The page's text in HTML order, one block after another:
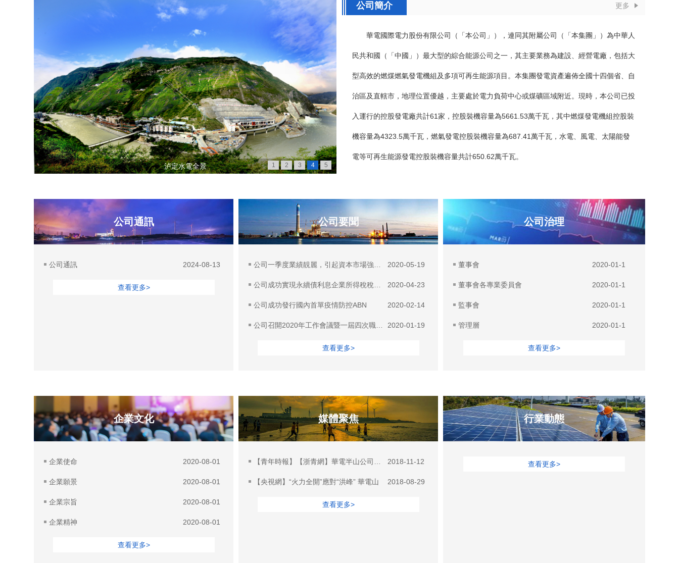
宿州公司全景圖 1 2 3 4 5
公司簡介 更多
華電國際電力股份有限公司（「本公司」），連同其附屬公司（「本集團」）為中華人
民共和國（「中國」）最大型的綜合能源公司之一，其主要業務為建設、經營電廠，包括大
型高效的燃煤燃氣發電機組及多項可再生能源項目。本集團發電資產遍佈全國十四個省、自
治區及直轄市，地理位置優越，主要處於電力負荷中心或煤礦區域附近。現時，本公司已投
入運行的控股發電廠共計61家，控股裝機容量為5661.53萬千瓦，其中燃煤發電機組控股裝
機容量為4323.5萬千瓦，燃氣發電控股裝機容量為687.41萬千瓦，水電、風電、太陽能發
電等可再生能源發電控股裝機容量共計650.62萬千瓦。
公司通訊
公司通訊 2024-08-13
查看更多>
公司要聞
2020-05-19
2020-04-23
公司成功發行國內首單疫情防控ABN 2020-02-14
2020-01-19
查看更多>
公司治理
董事會 2020-01-1
董事會各專業委員會 2020-01-1
監事會 2020-01-1
管理層 2020-01-1
查看更多>
企業文化
企業使命 2020-08-01
企業願景 2020-08-01
企業宗旨 2020-08-01
企業精神 2020-08-01
查看更多>
媒體聚焦
2018-11-12
【央視網】“火力全開”應對“洪峰” 華電山 2018-08-29
查看更多>
行業動態
查看更多>